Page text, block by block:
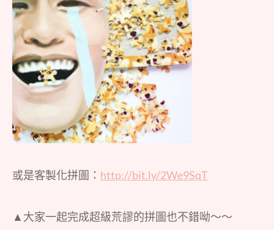
或是客製化拼圖： http://bit.ly/2We9SqT
▲大家一起完成超級荒謬的拼圖也不錯呦～～